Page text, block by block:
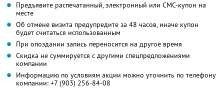
Предъявите распечатанный, электронный или СМС-купон на
месте
Об отмене визита предупредите за 48 часов, иначе купон
будет считаться использованным
При опоздании запись переносится на другое время
Скидка не суммируется с другими спецпредложениями
компании
Информацию по условиям акции можно уточнить по телефону
компании: +7 (903) 256-84-08